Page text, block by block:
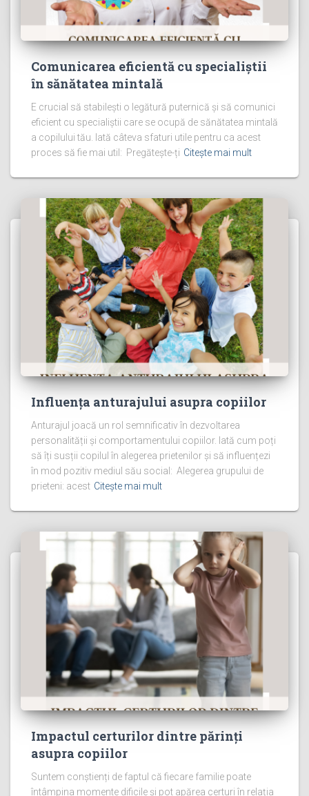
Comunicarea eficientă cu specialiștii
în sănătatea mintală
E crucial să stabilești o legătură puternică și să comunici
eficient cu specialiștii care se ocupă de sănătatea mintală
a copilului tău. Iată câteva sfaturi utile pentru ca acest
proces să fie mai util: Pregătește-ți Citește mai mult
Influența anturajului asupra copiilor
Anturajul joacă un rol semnificativ în dezvoltarea
personalității și comportamentului copiilor. Iată cum poți
să îți susții copilul în alegerea prietenilor și să influențezi
în mod pozitiv mediul său social: Alegerea grupului de
prieteni: acest Citește mai mult
Impactul certurilor dintre părinți
asupra copiilor
Suntem conștienți de faptul că fiecare familie poate
întâmpina momente dificile și pot apărea certuri în relația